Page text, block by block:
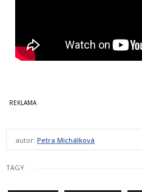
autor: Petra Michálková
TAGY